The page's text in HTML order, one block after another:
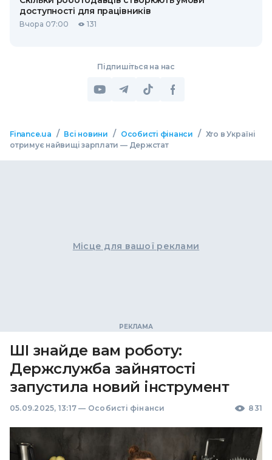
доступності для працівників
Вчора 07:00 131
Підпишіться на нас
Finance.ua / Всі новини / Особисті фінанси / Хто в Україні
отримує найвищі зарплати — Держстат
Місце для вашої реклами
ШІ знайде вам роботу:
Держслужба зайнятості
запустила новий інструмент
05.09.2025, 13:17 — Особисті фінанси 831